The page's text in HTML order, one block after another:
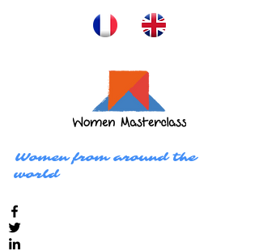
Women from around the
world